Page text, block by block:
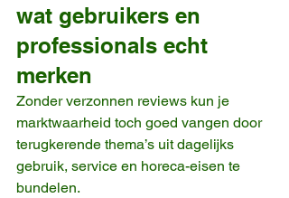
wat gebruikers en
professionals echt
merken
Zonder verzonnen reviews kun je
marktwaarheid toch goed vangen door
terugkerende thema’s uit dagelijks
gebruik, service en horeca-eisen te
bundelen.